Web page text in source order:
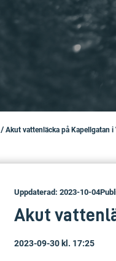
/ Akut vattenläcka på Kapellgatan i
Uppdaterad: 2023-10-04
Akut
2023-09-30 kl. 17:25